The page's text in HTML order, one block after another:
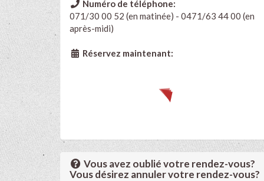
Numéro de téléphone:
071/30 00 52 (en matinée) - 0471/63 44 00 (en
après-midi)
Réservez maintenant:
Vous avez oublié votre rendez-vous?
Vous désirez annuler votre rendez-vous?